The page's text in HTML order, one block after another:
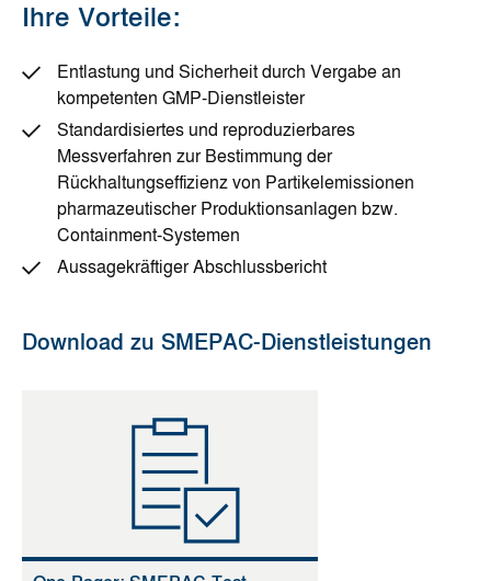
Ihre Vorteile:
Entlastung und Sicherheit durch Vergabe an
kompetenten GMP-Dienstleister
Standardisiertes und reproduzierbares
Messverfahren zur Bestimmung der
Rückhaltungseffizienz von Partikelemissionen
pharmazeutischer Produktionsanlagen bzw.
Containment-Systemen
Aussagekräftiger Abschlussbericht
Download zu SMEPAC-Dienstleistungen